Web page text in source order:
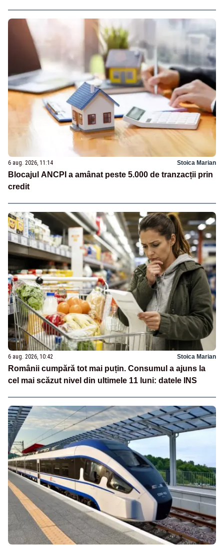
6 aug. 2026, 11:14 Stoica Marian
Blocajul ANCPI a amânat peste 5.000 de tranzacții prin
credit
6 aug. 2026, 10:42 Stoica Marian
Românii cumpără tot mai puțin. Consumul a ajuns la
cel mai scăzut nivel din ultimele 11 luni: datele INS